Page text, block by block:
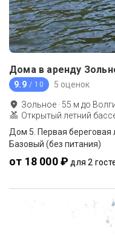
Дома в аренду
9.9 / 10 5 оценок
Зольное · 55 м до
Открытый летний
Дом 5. Первая береговая
Базовый (без питания)
от 18 000 ₽ для 2